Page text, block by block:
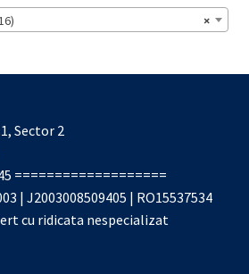
×
Sector 2
===================
| J2003008509405 | RO15537534
cu ridicata nespecializat